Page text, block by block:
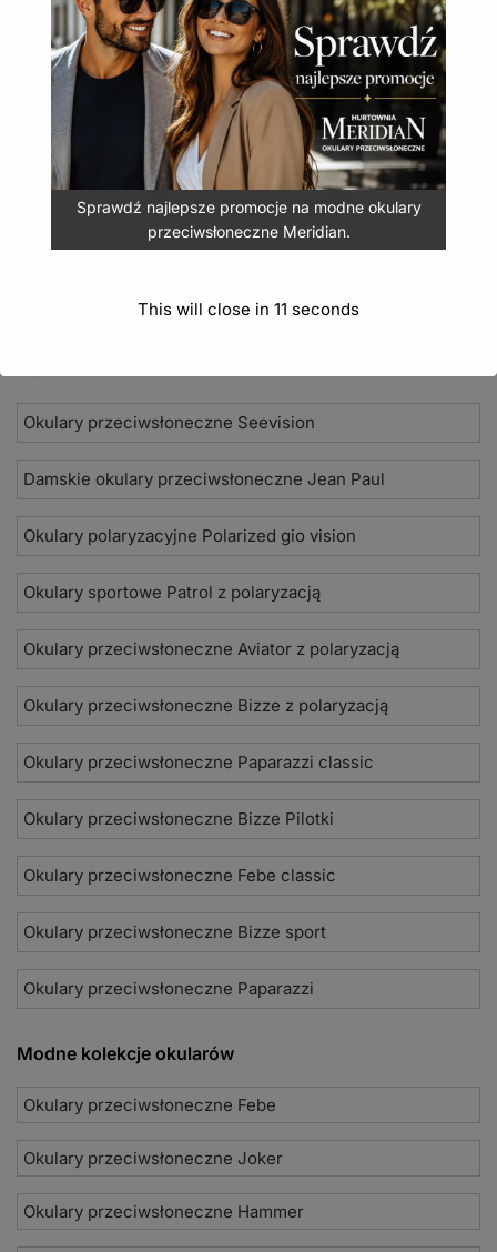
to stylowe okulary Mosquito łączące czarno-grafitową
elegancję z wyrazistym kolorem i sportowym
charakterem.
Okulary przeciwsłoneczne Mosquito MQ-162D
7,99zł ( 9,83 z VAT)
DODAJ DO KOSZYKA
Okulary przeciwsłoneczne Seevision
Damskie okulary przeciwsłoneczne Jean Paul
Okulary polaryzacyjne Polarized gio vision
Okulary sportowe Patrol z polaryzacją
Okulary przeciwsłoneczne Aviator z polaryzacją
Okulary przeciwsłoneczne Bizze z polaryzacją
Okulary przeciwsłoneczne Paparazzi classic
Okulary przeciwsłoneczne Bizze Pilotki
Okulary przeciwsłoneczne Febe classic
Okulary przeciwsłoneczne Bizze sport
Okulary przeciwsłoneczne Paparazzi
Modne kolekcje okularów
Okulary przeciwsłoneczne Febe
Okulary przeciwsłoneczne Joker
Okulary przeciwsłoneczne Hammer
Sprawdź najlepsze promocje na modne okulary
przeciwsłoneczne Meridian.
This will close in 10 seconds